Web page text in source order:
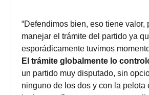
“Defendimos bien, eso tiene valor,
manejar el trámite del partido ya
esporádicamente tuvimos
El trámite globalmente lo
un partido muy disputado, sin
ninguno de los dos y con la pelota